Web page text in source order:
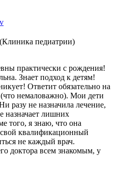
педиатрии)
практически с рождения!
Знает подход к детям!
Ответит обязательно на
(что немаловажно). Мои дети
разу не назначила лечение,
назначает лишних
того, я знаю, что она
квалификационный
не каждый врач.
доктора всем знакомым, у